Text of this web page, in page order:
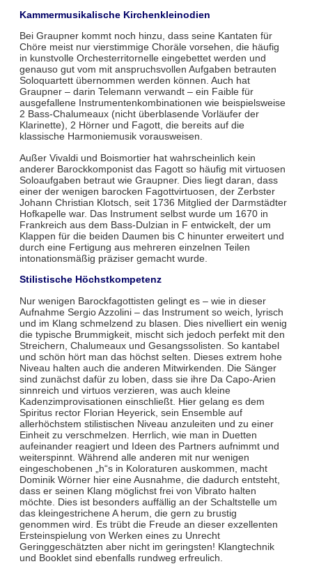
Kammermusikalische Kirchenkleinodien
Bei Graupner kommt noch hinzu, dass seine Kantaten für
Chöre meist nur vierstimmige Choräle vorsehen, die häufig
in kunstvolle Orchesterritornelle eingebettet werden und
genauso gut vom mit anspruchsvollen Aufgaben betrauten
Soloquartett übernommen werden können. Auch hat
Graupner – darin Telemann verwandt – ein Faible für
ausgefallene Instrumentenkombinationen wie beispielsweise
2 Bass-Chalumeaux (nicht überblasende Vorläufer der
Klarinette), 2 Hörner und Fagott, die bereits auf die
klassische Harmoniemusik vorausweisen.
Außer Vivaldi und Boismortier hat wahrscheinlich kein
anderer Barockkomponist das Fagott so häufig mit virtuosen
Soloaufgaben betraut wie Graupner. Dies liegt daran, dass
einer der wenigen barocken Fagottvirtuosen, der Zerbster
Johann Christian Klotsch, seit 1736 Mitglied der Darmstädter
Hofkapelle war. Das Instrument selbst wurde um 1670 in
Frankreich aus dem Bass-Dulzian in F entwickelt, der um
Klappen für die beiden Daumen bis C hinunter erweitert und
durch eine Fertigung aus mehreren einzelnen Teilen
intonationsmäßig präziser gemacht wurde.
Stilistische Höchstkompetenz
Nur wenigen Barockfagottisten gelingt es – wie in dieser
Aufnahme Sergio Azzolini – das Instrument so weich, lyrisch
und im Klang schmelzend zu blasen. Dies nivelliert ein wenig
die typische Brummigkeit, mischt sich jedoch perfekt mit den
Streichern, Chalumeaux und Gesangssolisten. So kantabel
und schön hört man das höchst selten. Dieses extrem hohe
Niveau halten auch die anderen Mitwirkenden. Die Sänger
sind zunächst dafür zu loben, dass sie ihre Da Capo-Arien
sinnreich und virtuos verzieren, was auch kleine
Kadenzimprovisationen einschließt. Hier gelang es dem
Spiritus rector Florian Heyerick, sein Ensemble auf
allerhöchstem stilistischen Niveau anzuleiten und zu einer
Einheit zu verschmelzen. Herrlich, wie man in Duetten
aufeinander reagiert und Ideen des Partners aufnimmt und
weiterspinnt. Während alle anderen mit nur wenigen
eingeschobenen „h“s in Koloraturen auskommen, macht
Dominik Wörner hier eine Ausnahme, die dadurch entsteht,
dass er seinen Klang möglichst frei von Vibrato halten
möchte. Dies ist besonders auffällig an der Schaltstelle um
das kleingestrichene A herum, die gern zu brustig
genommen wird. Es trübt die Freude an dieser exzellenten
Ersteinspielung von Werken eines zu Unrecht
Geringgeschätzten aber nicht im geringsten! Klangtechnik
und Booklet sind ebenfalls rundweg erfreulich.